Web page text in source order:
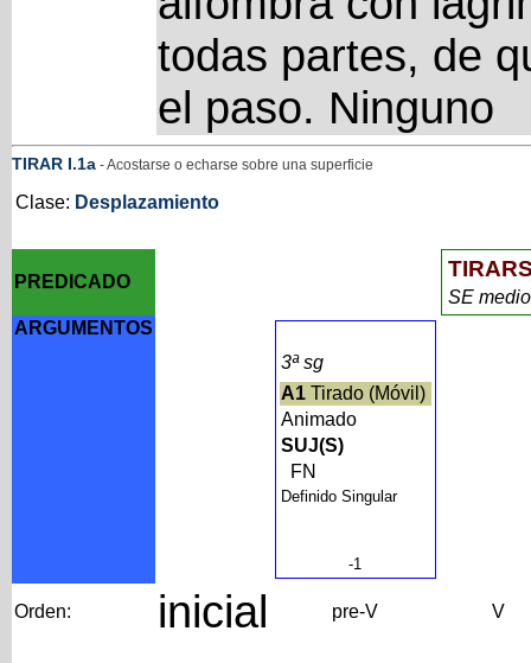
todas partes, de
el paso. Ninguno
TIRAR I.1a- Acostarse o echarse sobre una superficie
Clase: Desplazamiento
PREDICADO
SE
ARGUMENTOS
3ª sg
A1Tirado (Móvil)
Animado
SUJ(S)
FN
Definido Singular
-1
Orden: inicial pre-V V